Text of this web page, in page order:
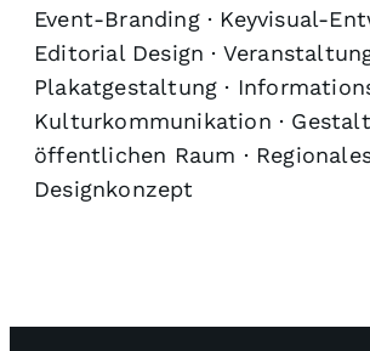
Event-Branding · Keyvisual-
Editorial Design ·
Plakatgestaltung ·
Kulturkommunikation ·
öffentlichen Raum ·
Designkonzept